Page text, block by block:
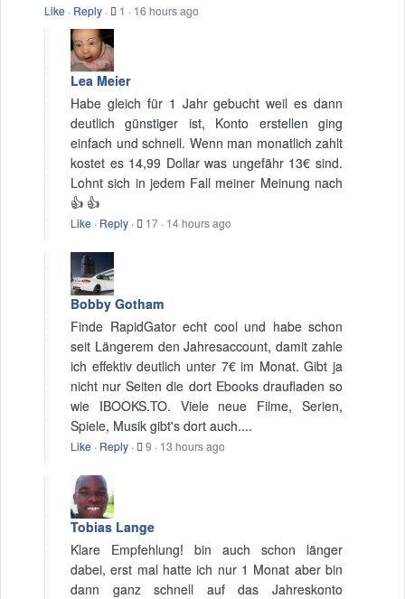
Like · Reply · 1 · 16 hours ago
Lea Meier
Habe gleich für 1 Jahr gebucht weil es dann
deutlich günstiger ist, Konto erstellen ging
einfach und schnell. Wenn man monatlich zahlt
kostet es 14,99 Dollar was ungefähr 13€ sind.
Lohnt sich in jedem Fall meiner Meinung nach
👍 👍
Like · Reply · 17 · 14 hours ago
Bobby Gotham
Finde RapidGator echt cool und habe schon
seit Längerem den Jahresaccount, damit zahle
ich effektiv deutlich unter 7€ im Monat. Gibt ja
nicht nur Seiten die dort Ebooks draufladen so
wie IBOOKS.TO. Viele neue Filme, Serien,
Spiele, Musik gibt's dort auch....
Like · Reply · 9 · 13 hours ago
Tobias Lange
Klare Empfehlung! bin auch schon länger
dabei, erst mal hatte ich nur 1 Monat aber bin
dann ganz schnell auf das Jahreskonto